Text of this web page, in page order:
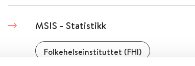
MSIS - Statistikk
Folkehelseinstituttet (FHI)